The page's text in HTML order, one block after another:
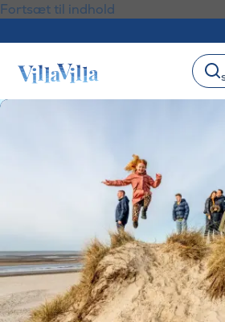
Fortsæt til indhold